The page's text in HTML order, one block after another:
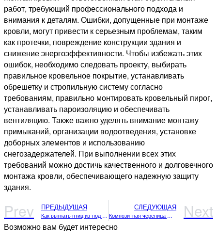
работ, требующий профессионального подхода и
внимания к деталям. Ошибки, допущенные при монтаже
кровли, могут привести к серьезным проблемам, таким
как протечки, повреждение конструкции здания и
снижение энергоэффективности. Чтобы избежать этих
ошибок, необходимо следовать проекту, выбирать
правильное кровельное покрытие, устанавливать
обрешетку и стропильную систему согласно
требованиям, правильно монтировать кровельный пирог,
устанавливать пароизоляцию и обеспечивать
вентиляцию. Также важно уделять внимание монтажу
примыканий, организации водоотведения, установке
доборных элементов и использованию
снегозадержателей. При выполнении всех этих
требований можно достичь качественного и долговечного
монтажа кровли, обеспечивающего надежную защиту
здания.
Prev ПРЕДЫДУЩАЯ
Как выгнать птиц из-под крыши дома: 8 эффективных способов
СЛЕДУЮЩАЯ
Композитная черепица — расчёт материала и особенности монтажа Next
Возможно вам будет интересно